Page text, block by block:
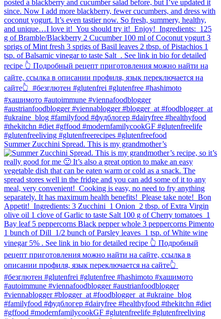
Summer Zucchini Spread.⁠ This is my grandmother’s